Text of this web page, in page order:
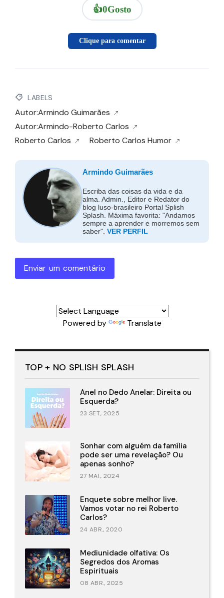
👍0Gosto
Clique para comentar
LABELS
Autor:Armindo Guimarães
Autor:Armindo-Roberto Carlos
Roberto Carlos
Roberto Carlos Humor
Armindo Guimarães
Escriba das coisas da vida e da
alma. Admin., Editor e Redator do
blog luso-brasileiro Portal Splish
Splash. Máxima favorita: "Andamos
sempre a aprender e morremos sem
saber". VER PERFIL
Enviar um comentário
Powered by Translate
TOP + NO SPLISH SPLASH
Anel no Dedo Anelar: Direita ou
Esquerda?
23 SET., 2025
Sonhar com alguém da família
pode ser uma revelação? Ou
apenas sonho?
27 MAI., 2024
Enquete sobre melhor live.
Vamos votar no rei Roberto
Carlos?
24 ABR., 2020
Mediunidade olfativa: Os
Segredos dos Aromas
Espirituais
08 ABR., 2025